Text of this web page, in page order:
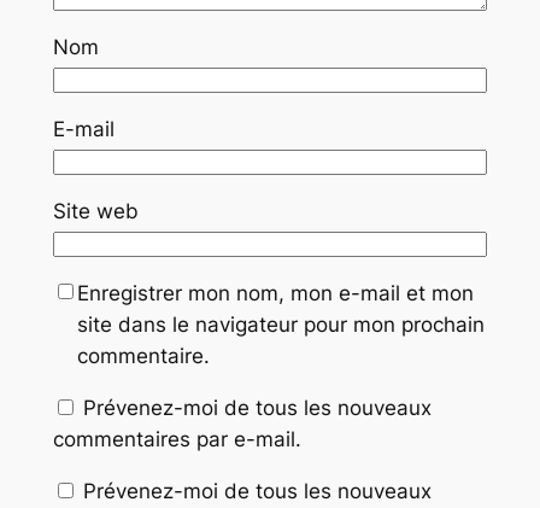
Nom
E-mail
Site web
Enregistrer mon nom, mon e-mail et mon
site dans le navigateur pour mon prochain
commentaire.
Prévenez-moi de tous les nouveaux
commentaires par e-mail.
Prévenez-moi de tous les nouveaux